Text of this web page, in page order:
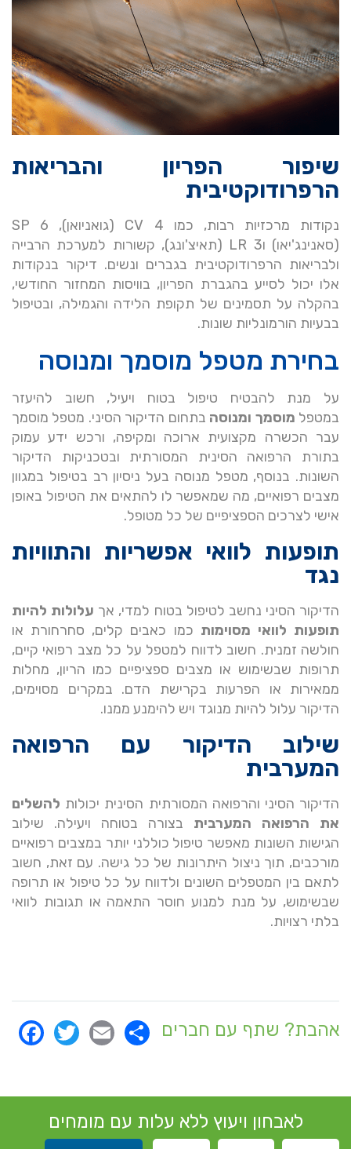
שיפור הפריון והבריאות
הרפרודוקטיבית
נקודות מרכזיות רבות, כמו CV 4 (גואניואן), SP 6
(סאנינג'יאו) וLR 3 (תאיצ'ונג), קשורות למערכת הרבייה
ולבריאות הרפרודוקטיבית בגברים ונשים. דיקור בנקודות
אלו יכול לסייע בהגברת הפריון, בוויסות המחזור החודשי,
בהקלה על תסמינים של תקופת הלידה והגמילה, ובטיפול
בבעיות הורמונליות שונות.
בחירת מטפל מוסמך ומנוסה
על מנת להבטיח טיפול בטוח ויעיל, חשוב להיעזר
במטפל מוסמך ומנוסה בתחום הדיקור הסיני. מטפל מוסמך
עבר הכשרה מקצועית ארוכה ומקיפה, ורכש ידע עמוק
בתורת הרפואה הסינית המסורתית ובטכניקות הדיקור
השונות. בנוסף, מטפל מנוסה בעל ניסיון רב בטיפול במגוון
מצבים רפואיים, מה שמאפשר לו להתאים את הטיפול באופן
אישי לצרכים הספציפיים של כל מטופל.
תופעות לוואי אפשריות והתוויות
נגד
הדיקור הסיני נחשב לטיפול בטוח למדי, אך עלולות להיות
תופעות לוואי מסוימות כמו כאבים קלים, סחרחורת או
חולשה זמנית. חשוב לדווח למטפל על כל מצב רפואי קיים,
תרופות שבשימוש או מצבים ספציפיים כמו הריון, מחלות
ממאירות או הפרעות בקרישת הדם. במקרים מסוימים,
הדיקור עלול להיות מנוגד ויש להימנע ממנו.
שילוב הדיקור עם הרפואה
המערבית
הדיקור הסיני והרפואה המסורתית הסינית יכולות להשלים
את הרפואה המערבית בצורה בטוחה ויעילה. שילוב
הגישות השונות מאפשר טיפול כוללני יותר במצבים רפואיים
מורכבים, תוך ניצול היתרונות של כל גישה. עם זאת, חשוב
לתאם בין המטפלים השונים ולדווח על כל טיפול או תרופה
שבשימוש, על מנת למנוע חוסר התאמה או תגובות לוואי
בלתי רצויות.
אהבת? שתף עם חברים EmailShare
לאבחון ויעוץ ללא עלות עם מומחים